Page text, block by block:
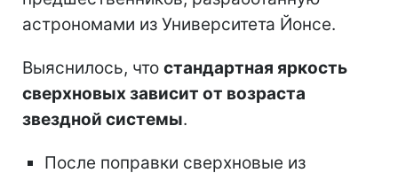
астрономами из Университета Йонсе.
Выяснилось, что стандартная яркость
сверхновых зависит от возраста
звездной системы.
После поправки сверхновые из